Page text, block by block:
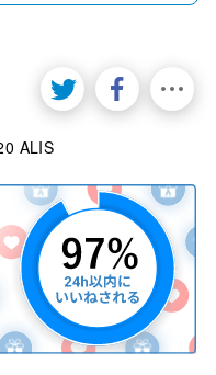
ALIS